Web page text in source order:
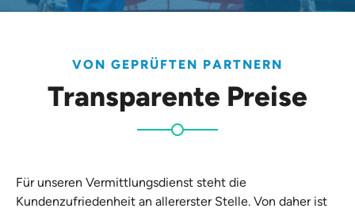
VON GEPRÜFTEN PARTNERN
Transparente Preise
Für unseren Vermittlungsdienst steht die
Kundenzufriedenheit an allererster Stelle. Von daher ist